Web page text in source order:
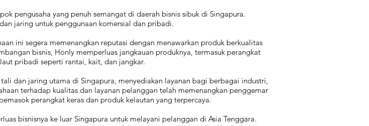
pengusaha yang penuh semangat di daerah bisnis sibuk di Singapura.
jaring untuk penggunaan komersial dan pribadi.
ini segera memenangkan reputasi dengan menawarkan produk berkualitas
bisnis, Honly memperluas jangkauan produknya, termasuk perangkat
pribadi seperti rantai, kait, dan jangkar.
dan jaring utama di Singapura, menyediakan layanan bagi berbagai industri,
terhadap kualitas dan layanan pelanggan telah memenangkan penggemar
perangkat keras dan produk kelautan yang terpercaya.
bisnisnya ke luar Singapura untuk melayani pelanggan di Asia Tenggara.